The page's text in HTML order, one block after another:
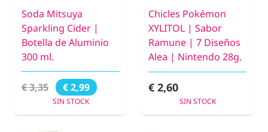
Soda Mitsuya
Sparkling Cider |
Botella de Aluminio
300 ml.
€ 3,35 € 2,99
SIN STOCK
Chicles Pokémon
XYLITOL | Sabor
Ramune | 7 Diseños
Alea | Nintendo 28g.
€ 2,60
SIN STOCK